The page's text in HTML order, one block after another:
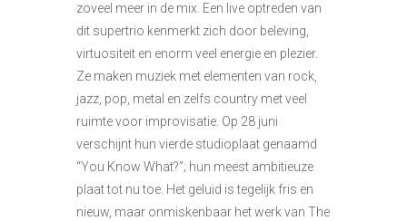
zoveel meer in de mix. Een live optreden van
dit supertrio kenmerkt zich door beleving,
virtuositeit en enorm veel energie en plezier.
Ze maken muziek met elementen van rock,
jazz, pop, metal en zelfs country met veel
ruimte voor improvisatie. Op 28 juni
verschijnt hun vierde studioplaat genaamd
“You Know What?”; hun meest ambitieuze
plaat tot nu toe. Het geluid is tegelijk fris en
nieuw, maar onmiskenbaar het werk van The